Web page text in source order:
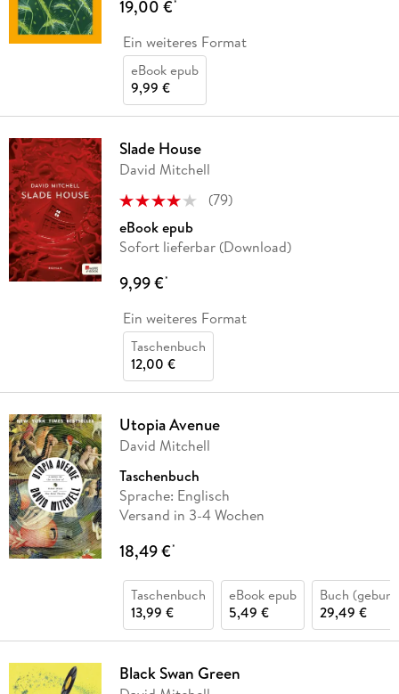
19,00 €*
Ein weiteres Format
eBook epub
9,99 €
Slade House
David Mitchell
(79)
eBook epub
Sofort lieferbar (Download)
9,99 €*
Ein weiteres Format
Taschenbuch
12,00 €
Utopia Avenue
David Mitchell
Taschenbuch
Sprache: Englisch
Versand in 3-4 Wochen
18,49 €*
Taschenbuch
13,99 €
eBook epub
5,49 €
Buch
29,49 €
Black Swan Green